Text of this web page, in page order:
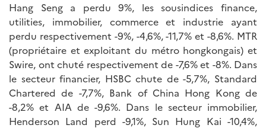
Hang Seng a perdu 9%, les sousindices finance,
utilities, immobilier, commerce et industrie ayant
perdu respectivement -9%, -4,6%, -11,7% et -8,6%. MTR
(propriétaire et exploitant du métro hongkongais) et
Swire, ont chuté respectivement de -7,6% et -8%. Dans
le secteur financier, HSBC chute de -5,7%, Standard
Chartered de -7,7%, Bank of China Hong Kong de
-8,2% et AIA de -9,6%. Dans le secteur immobilier,
Henderson Land perd -9,1%, Sun Hung Kai -10,4%,